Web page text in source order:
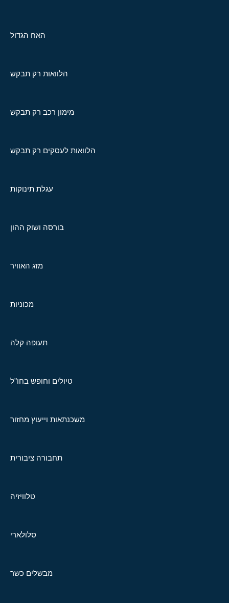
האח הגדול
הלוואות רק תבקש
מימון רכב רק תבקש
הלוואות לעסקים רק תבקש
עגלת תינוקות
בורסה ושוק ההון
מזג האוויר
מכוניות
תעופה קלה
טיולים וחופש בחו"ל
משכנתאות וייעוץ מחזור
תחבורה ציבורית
טלוויזיה
סלולארי
מבשלים כשר